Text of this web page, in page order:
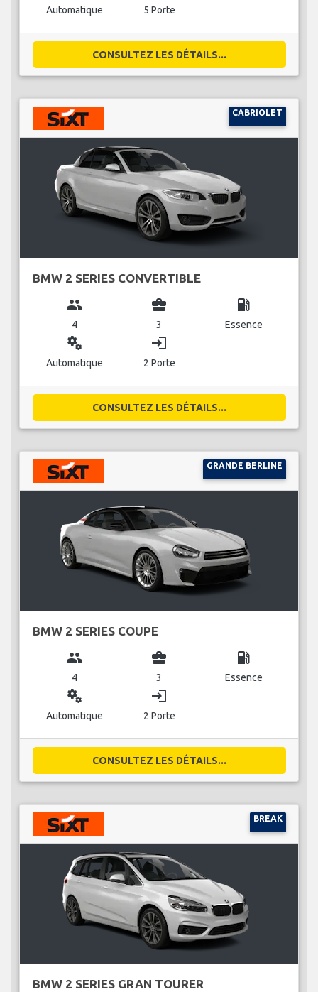
Automatique 5 Porte
CONSULTEZ LES DÉTAILS...
CABRIOLET
BMW 2 SERIES CONVERTIBLE
group
4
business_center
3
local_gas_station
Essence
miscellaneous_services
Automatique
login
2 Porte
CONSULTEZ LES DÉTAILS...
GRANDE BERLINE
BMW 2 SERIES COUPE
group
4
business_center
3
local_gas_station
Essence
miscellaneous_services
Automatique
login
2 Porte
CONSULTEZ LES DÉTAILS...
BREAK
BMW 2 SERIES GRAN TOURER